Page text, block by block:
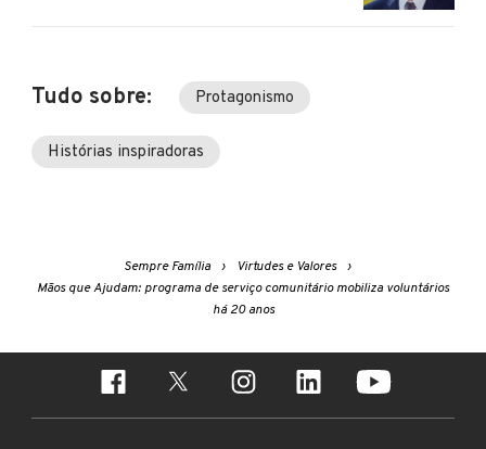
Tudo sobre: Protagonismo
Histórias inspiradoras
Sempre Família
Virtudes e Valores
Mãos que Ajudam: programa de serviço comunitário mobiliza voluntários
há 20 anos